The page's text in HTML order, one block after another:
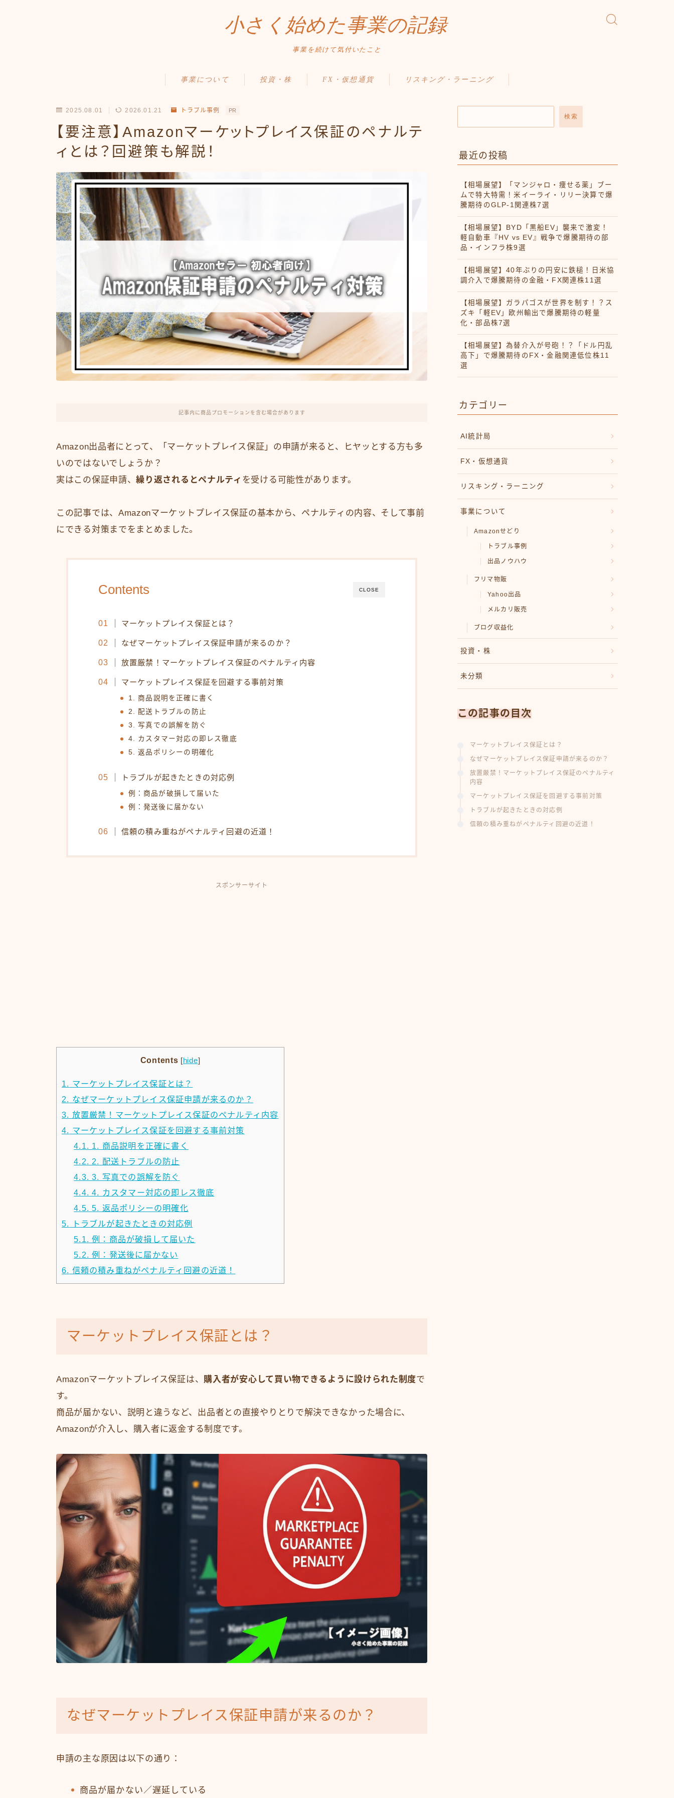
小さく始めた事業の記録
事業を続けて気付いたこと
事業について
トラブル事例
出品ノウハウ
Yahoo出品
メルカリ販売
投資・株 FX・仮想通貨 リスキング・ラーニング
2025.08.01 2026.01.21 トラブル事例 PR
【要注意】Amazonマーケットプレイス保証のペナルテ
ィとは？回避策も解説！
記事内に商品プロモーションを含む場合があります
Amazon出品者にとって、「マーケットプレイス保証」の申請が来ると、ヒヤッとする方も多
いのではないでしょうか？
実はこの保証申請、繰り返されるとペナルティ を受ける可能性があります。
この記事では、Amazonマーケットプレイス保証の基本から、ペナルティの内容、そして事前
にできる対策までをまとめました。
CLOSE
Contents
マーケットプレイス保証とは？
なぜマーケットプレイス保証申請が来るのか？
放置厳禁！マーケットプレイス保証のペナルティ内容
マーケットプレイス保証を回避する事前対策
1. 商品説明を正確に書く
2. 配送トラブルの防止
3. 写真での誤解を防ぐ
4. カスタマー対応の即レス徹底
5. 返品ポリシーの明確化
トラブルが起きたときの対応例
例：商品が破損して届いた
例：発送後に届かない
信頼の積み重ねがペナルティ回避の近道！
スポンサーサイト
Contents [hide]
1. マーケットプレイス保証とは？
2. なぜマーケットプレイス保証申請が来るのか？
3. 放置厳禁！マーケットプレイス保証のペナルティ内容
4. マーケットプレイス保証を回避する事前対策
4.1. 1. 商品説明を正確に書く
4.2. 2. 配送トラブルの防止
4.3. 3. 写真での誤解を防ぐ
4.4. 4. カスタマー対応の即レス徹底
4.5. 5. 返品ポリシーの明確化
5.
トラブルが起きたときの対応例
5.1. 例：商品が破損して届いた
5.2. 例：発送後に届かない
6. 信頼の積み重ねがペナルティ回避の近道！
マーケットプレイス保証とは？
Amazonマーケットプレイス保証は、 購入者が安心して買い物できるように設けられた制度で
す。
商品が届かない、説明と違うなど、出品者との直接やりとりで解決できなかった場合に、
Amazonが介入し、購入者に返金する制度です。
なぜマーケットプレイス保証申請が来るのか？
申請の主な原因は以下の通り：
商品が届かない／遅延している
検索
最近の投稿
【相場展望】「マンジャロ・痩せる薬」ブー
ムで特大特需！米イーライ・リリー決算で爆
騰期待のGLP-1関連株7選
【相場展望】BYD「黒船EV」襲来で激変！
軽自動車『HV vs EV』戦争で爆騰期待の部
品・インフラ株9選
【相場展望】40年ぶりの円安に鉄槌！日米協
調介入で爆騰期待の金融・FX関連株11選
【相場展望】ガラパゴスが世界を制す！？ス
ズキ「軽EV」欧州輸出で爆騰期待の軽量
化・部品株7選
【相場展望】為替介入が号砲！？「ドル円乱
高下」で爆騰期待のFX・金融関連低位株11
選
カテゴリー
AI統計局
FX・仮想通貨
リスキング・ラーニング
事業について
Amazonせどり
トラブル事例
出品ノウハウ
フリマ物販
Yahoo出品
メルカリ販売
ブログ収益化
投資・株
未分類
この記事の目次
マーケットプレイス保証とは？
なぜマーケットプレイス保証申請が来るのか？
放置厳禁！マーケットプレイス保証のペナルティ
内容
マーケットプレイス保証を回避する事前対策
トラブルが起きたときの対応例
信頼の積み重ねがペナルティ回避の近道！